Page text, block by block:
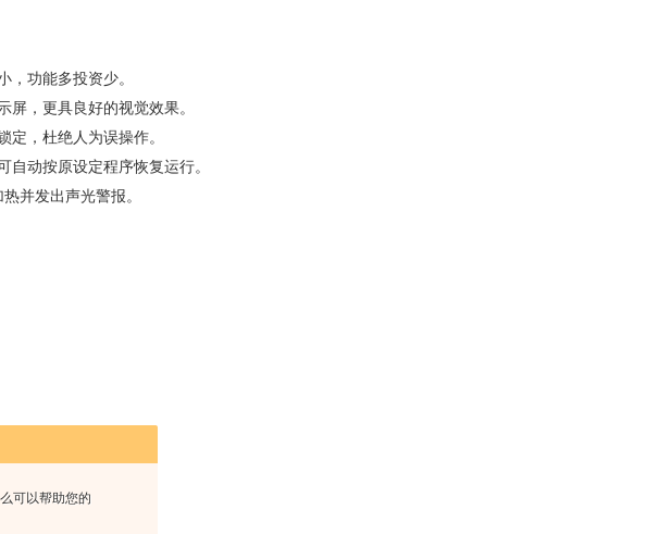
可以帮助您的
，功能多投资少。
屏，更具良好的视觉效果。
定，杜绝人为误操作。
动按原设定程序恢复运行。
并发出声光警报。